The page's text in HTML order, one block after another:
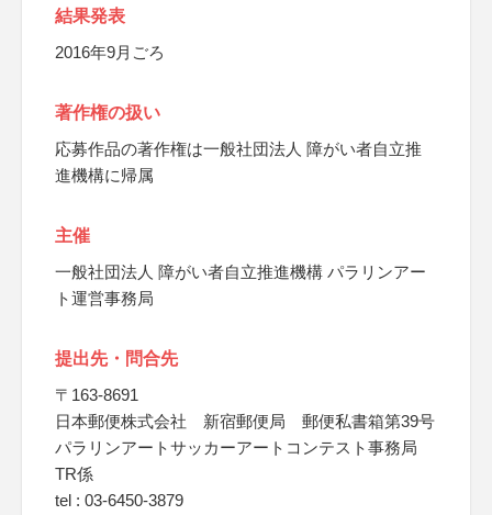
結果発表
2016年9月ごろ
著作権の扱い
応募作品の著作権は一般社団法人 障がい者自立推
進機構に帰属
主催
一般社団法人 障がい者自立推進機構 パラリンアー
ト運営事務局
提出先・問合先
〒163-8691
日本郵便株式会社 新宿郵便局 郵便私書箱第39号
パラリンアートサッカーアートコンテスト事務局
TR係
tel : 03-6450-3879